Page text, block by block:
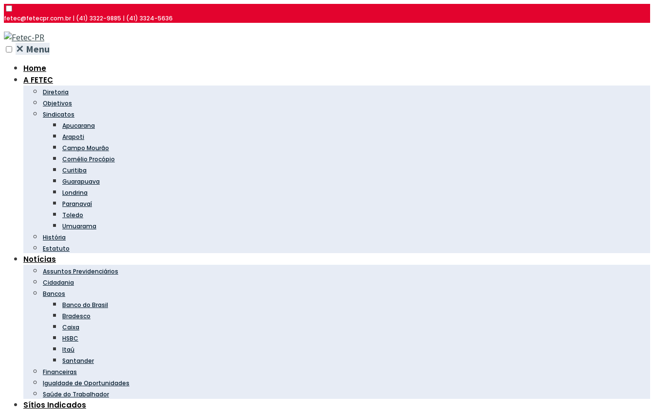
fetec@fetecpr.com.br | (41) 3322-9885 | (41) 3324-5636
✕ Menu
Home
A FETEC
Diretoria
Objetivos
Sindicatos
Apucarana
Arapoti
Campo Mourão
Cornélio Procópio
Curitiba
Guarapuava
Londrina
Paranavaí
Toledo
Umuarama
História
Estatuto
Notícias
Assuntos Previdenciários
Cidadania
Bancos
Banco do Brasil
Bradesco
Caixa
HSBC
Itaú
Santander
Financeiras
Igualdade de Oportunidades
Saúde do Trabalhador
Sítios Indicados